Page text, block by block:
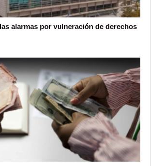
alarmas por vulneración de derechos